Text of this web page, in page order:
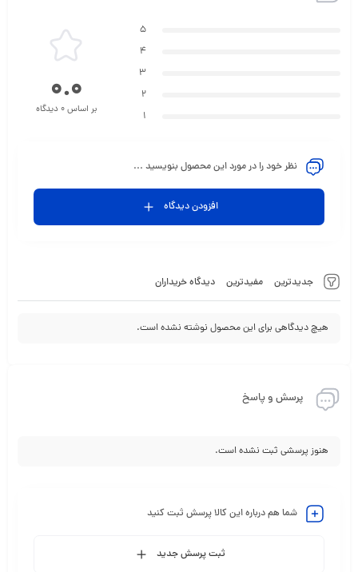
جدیدترین مفیدترین دیدگاه خریداران
هیچ دیدگاهی برای این محصول نوشته نشده است.
5
4
3
2
1
0.0
بر اساس 0 دیدگاه
نظر خود را در مورد این محصول بنویسید ...
افزودن دیدگاه
پرسش و پاسخ
هنوز پرسشی ثبت نشده است.
شما هم درباره این کالا پرسش ثبت کنید
ثبت پرسش جدید